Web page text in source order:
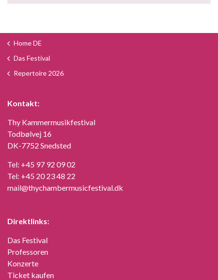
Home DE
Das Festival
Repertoire 2026
Kontakt:
Thy Kammermusikfestival
Todbølvej 16
DK-7752 Snedsted
Tel: +45 97 92 09 02
Tel: +45 20 23 48 22
mail@thychambermusicfestival.dk
Direktlinks:
Das Festival
Professoren
Konzerte
Ticket kaufen